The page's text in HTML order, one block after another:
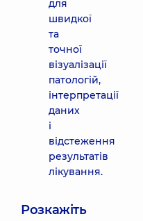
для
швидкої
та
точної
візуалізації
патологій,
інтерпретації
даних
і
відстеження
результатів
лікування.
Розкажіть